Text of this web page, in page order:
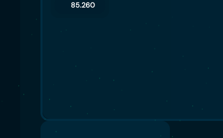
85.260